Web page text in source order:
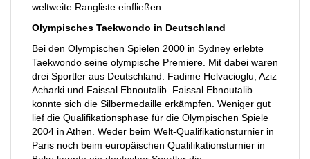
weltweite Rangliste einfließen.
Olympisches Taekwondo in Deutschland
Bei den Olympischen Spielen 2000 in Sydney erlebte
Taekwondo seine olympische Premiere. Mit dabei waren
drei Sportler aus Deutschland: Fadime Helvacioglu, Aziz
Acharki und Faissal Ebnoutalib. Faissal Ebnoutalib
konnte sich die Silbermedaille erkämpfen. Weniger gut
lief die Qualifikationsphase für die Olympischen Spiele
2004 in Athen. Weder beim Welt-Qualifikationsturnier in
Paris noch beim europäischen Qualifikationsturnier in